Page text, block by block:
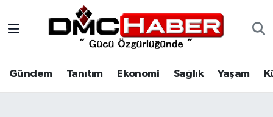
Gündem Tanıtım Ekonomi Sağlık Yaşam
Tanıtım
Nöbetçi Eczaneler
Hava Durumu